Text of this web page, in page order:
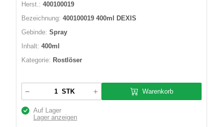
Herst.: 400100019
Bezeichnung: 400100019 400ml DEXIS
Gebinde: Spray
Inhalt: 400ml
Kategorie: Rostlöser
STK Warenkorb
Auf Lager
Lager anzeigen